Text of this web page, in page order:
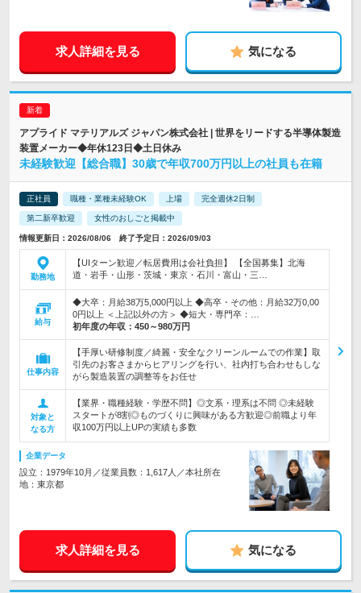
求人詳細を見る 気になる
アプライド マテリアルズ ジャパン株式会社 | 世界をリードする半導体製造
装置メーカー◆年休123日◆土日休み
未経験歓迎【総合職】30歳で年収700万円以上の社員も在籍
正社員 職種・業種未経験OK 上場 完全週休2日制
第二新卒歓迎 女性のおしごと掲載中
情報更新日：2026/08/06 終了予定日：2026/09/03
勤務地
【UIターン歓迎／転居費用は会社負担】 【全国募集】北海
道・岩手・山形・茨城・東京・石川・富山・三…
給与
◆大卒：月給38万5,000円以上 ◆高卒・その他：月給32万0,00
0円以上 ＜上記以外の方＞ ◆短大・専門卒：…
初年度の年収： 450～980万円
仕事内容
【手厚い研修制度／綺麗・安全なクリーンルームでの作業】取
引先のお客さまからヒアリングを行い、社内打ち合わせもしな
がら製造装置の調整等をお任せ
対象と
なる方
【業界・職種経験・学歴不問】◎文系・理系は不問 ◎未経験
スタートが8割◎ものづくりに興味がある方歓迎◎前職より年
収100万円以上UPの実績も多数
企業データ
設立：1979年10月／従業員数：1,617人／本社所在
地：東京都
求人詳細を見る 気になる